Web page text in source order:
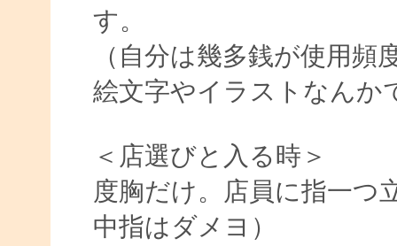
す。
（自分は幾多銭が使用頻
絵文字やイラストなんか
＜店選びと入る時＞
度胸だけ。店員に指一つ
中指はダメヨ）